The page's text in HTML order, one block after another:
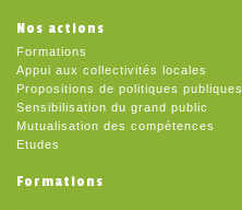
Nos actions
Formations
Appui aux collectivités locales
Propositions de politiques publiques
Sensibilisation du grand public
Mutualisation des compétences
Etudes
Formations